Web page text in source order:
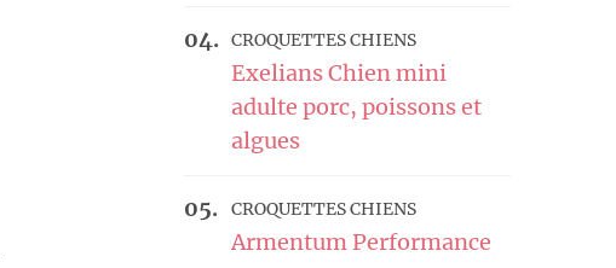
CROQUETTES CHIENS
Exelians Chien mini
adulte porc, poissons et
algues
CROQUETTES CHIENS
Armentum Performance